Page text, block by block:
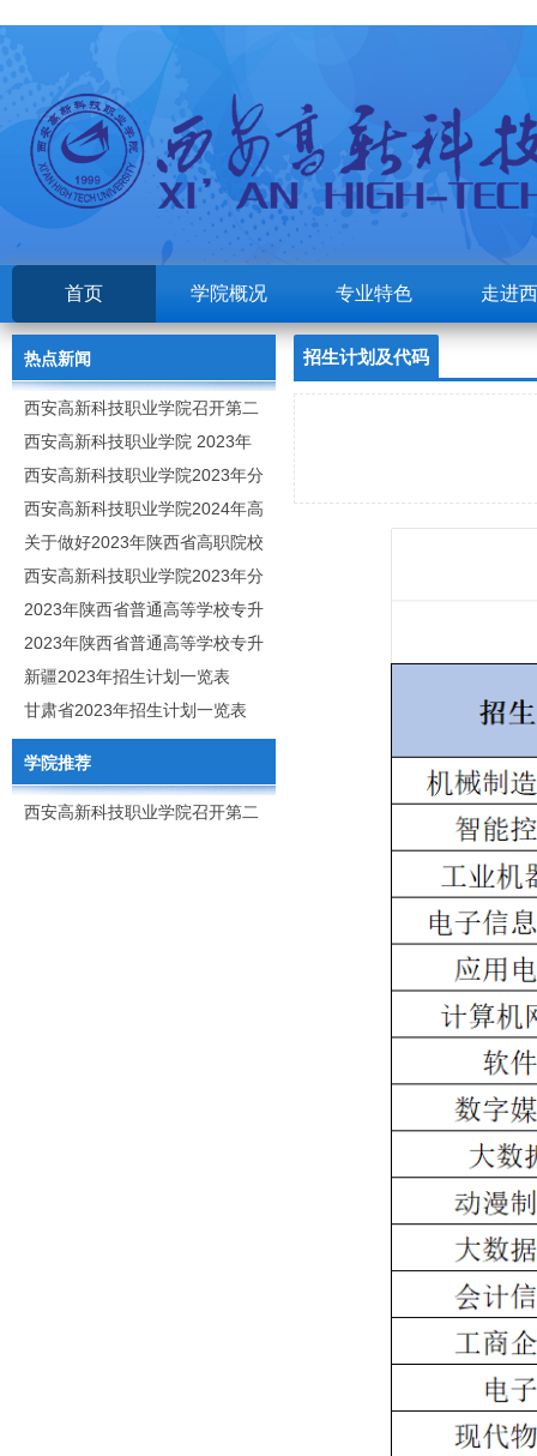
首页 学院概况 专业特色 走进
热点新闻
西安高新科技职业学院召开第二
次党代会
西安高新科技职业学院 2023年
高职分类考试招生章程
西安高新科技职业学院2023年分
类招生专业及计划
西安高新科技职业学院2024年高
职分类招生章程
关于做好2023年陕西省高职院校
分类考试工作的通知
西安高新科技职业学院2023年分
类考试招生简章
2023年陕西省普通高等学校专升
本招生专业目录
2023年陕西省普通高等学校专升
本招生专业课考核科目
新疆2023年招生计划一览表
甘肃省2023年招生计划一览表
学院推荐
西安高新科技职业学院召开第二
招生计划及代码